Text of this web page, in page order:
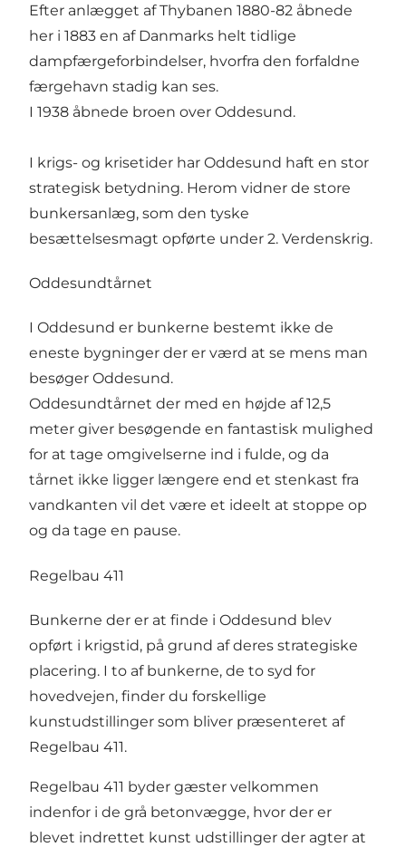
Efter anlægget af Thybanen 1880-82 åbnede
her i 1883 en af Danmarks helt tidlige
dampfærgeforbindelser, hvorfra den forfaldne
færgehavn stadig kan ses.
I 1938 åbnede broen over Oddesund.
I krigs- og krisetider har Oddesund haft en stor
strategisk betydning. Herom vidner de store
bunkersanlæg, som den tyske
besættelsesmagt opførte under 2. Verdenskrig.
Oddesundtårnet
I Oddesund er bunkerne bestemt ikke de
eneste bygninger der er værd at se mens man
besøger Oddesund.
Oddesundtårnet der med en højde af 12,5
meter giver besøgende en fantastisk mulighed
for at tage omgivelserne ind i fulde, og da
tårnet ikke ligger længere end et stenkast fra
vandkanten vil det være et ideelt at stoppe op
og da tage en pause.
Regelbau 411
Bunkerne der er at finde i Oddesund blev
opført i krigstid, på grund af deres strategiske
placering. I to af bunkerne, de to syd for
hovedvejen, finder du forskellige
kunstudstillinger som bliver præsenteret af
Regelbau 411.
Regelbau 411 byder gæster velkommen
indenfor i de grå betonvægge, hvor der er
blevet indrettet kunst udstillinger der agter at